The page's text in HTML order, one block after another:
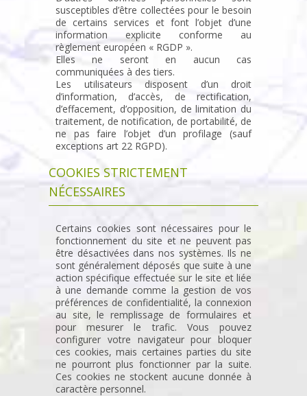
susceptibles d’être collectées pour le besoin
de certains services et font l’objet d’une
information explicite conforme au
règlement européen « RGDP ».
Elles ne seront en aucun cas
communiquées à des tiers.
Les utilisateurs disposent d’un droit
d’information, d’accès, de rectification,
d’effacement, d’opposition, de limitation du
traitement, de notification, de portabilité, de
ne pas faire l’objet d’un profilage (sauf
exceptions art 22 RGPD).
COOKIES STRICTEMENT
NÉCESSAIRES
Certains cookies sont nécessaires pour le
fonctionnement du site et ne peuvent pas
être désactivées dans nos systèmes. Ils ne
sont généralement déposés que suite à une
action spécifique effectuée sur le site et liée
à une demande comme la gestion de vos
préférences de confidentialité, la connexion
au site, le remplissage de formulaires et
pour mesurer le trafic. Vous pouvez
configurer votre navigateur pour bloquer
ces cookies, mais certaines parties du site
ne pourront plus fonctionner par la suite.
Ces cookies ne stockent aucune donnée à
caractère personnel.